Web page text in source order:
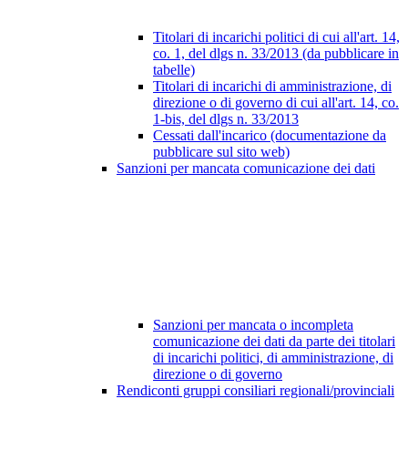
Titolari di incarichi politici di cui all'art. 14,
co. 1, del dlgs n. 33/2013 (da pubblicare in
tabelle)
Titolari di incarichi di amministrazione, di
direzione o di governo di cui all'art. 14, co.
1-bis, del dlgs n. 33/2013
Cessati dall'incarico (documentazione da
pubblicare sul sito web)
Sanzioni per mancata comunicazione dei dati
Sanzioni per mancata o incompleta
comunicazione dei dati da parte dei titolari
di incarichi politici, di amministrazione, di
direzione o di governo
Rendiconti gruppi consiliari regionali/provinciali